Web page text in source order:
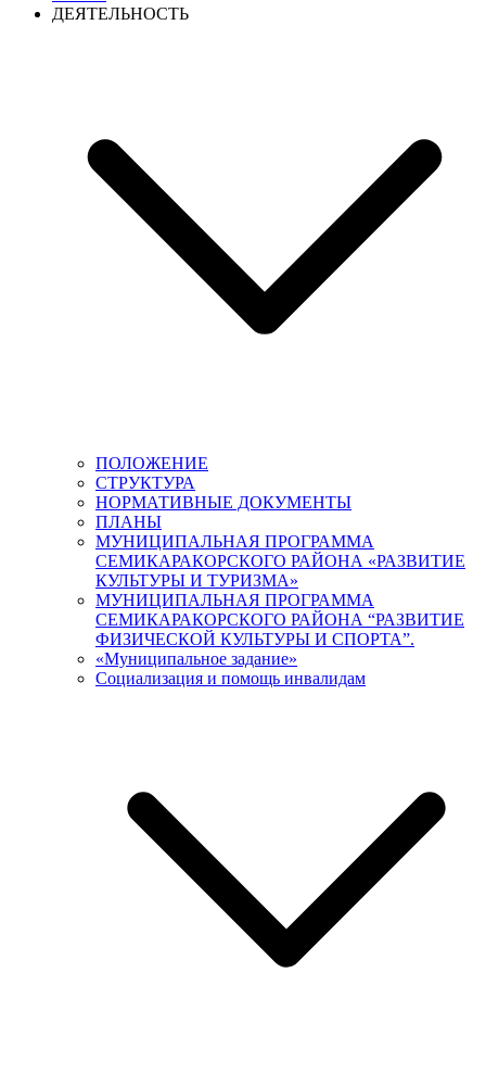
ДЕЯТЕЛЬНОСТЬ
ПОЛОЖЕНИЕ
СТРУКТУРА
НОРМАТИВНЫЕ ДОКУМЕНТЫ
ПЛАНЫ
МУНИЦИПАЛЬНАЯ ПРОГРАММА
СЕМИКАРАКОРСКОГО РАЙОНА «РАЗВИТИЕ
КУЛЬТУРЫ И ТУРИЗМА»
МУНИЦИПАЛЬНАЯ ПРОГРАММА
СЕМИКАРАКОРСКОГО РАЙОНА “РАЗВИТИЕ
ФИЗИЧЕСКОЙ КУЛЬТУРЫ И СПОРТА”.
«Муниципальное задание»
Социализация и помощь инвалидам